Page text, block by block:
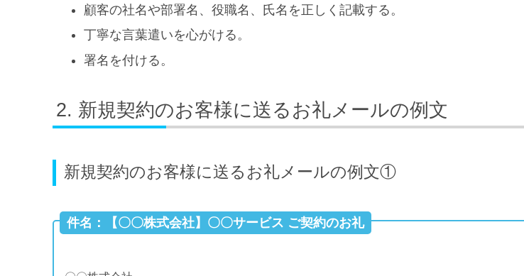
顧客の社名や部署名、役職名、氏名を正しく記載する。
丁寧な言葉遣いを心がける。
署名を付ける。
新規契約のお客様に送るお礼メールの例文
新規契約のお客様に送るお礼メールの例文①
件名：【〇〇株式会社】〇〇サービス ご契約のお礼